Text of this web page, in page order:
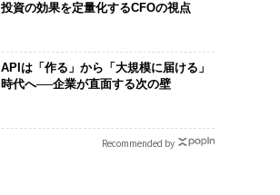
投資の効果を定量化するCFOの視点
APIは「作る」から「大規模に届ける」
時代へ──企業が直面する次の壁
Recommended by